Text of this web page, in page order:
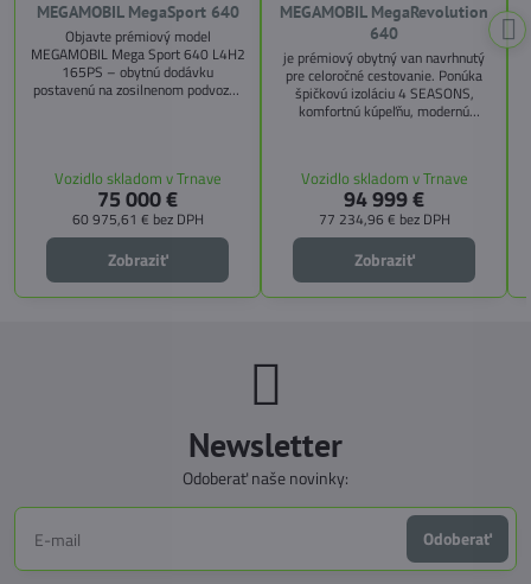
MEGAMOBIL MegaSport 640
Objavte prémiový model
MEGAMOBIL Mega Sport 640 L4H2
165PS – obytnú dodávku
postavenú na zosilnenom podvozku
pozdĺžnemu lôžku a možnosti
doplniť predné prídavné lôžko.
Vozidlo skladom v Trnave
75 000 €
60 975,61 € bez DPH
Zobraziť
MEGAMOBIL MegaRevolution
640
je prémiový obytný van navrhnutý
pre celoročné cestovanie. Ponúka
špičkovú izoláciu 4 SEASONS,
komfortnú kúpeľňu, modernú
CITY, TECHNO, SICHERHEIT a
MEGA WINTER získate maximálnu
bezpečnosť, pohodlie a
technologické inovácie. Ideálna
voľba pre tých, ktorí hľadajú luxus,
funkčnosť a slobodu na cestách.
Vozidlo skladom v Trnave
94 999 €
77 234,96 € bez DPH
Zobraziť
Newsletter
Odoberať naše novinky:
Odoberať